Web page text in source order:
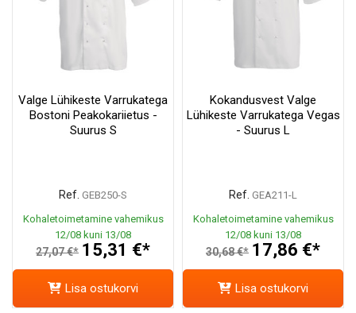
Valge Lühikeste Varrukatega
Bostoni Peakokariietus -
Suurus S
Ref. GEB250-S
Kohaletoimetamine vahemikus
12/08 kuni 13/08
27,07 €* 15,31 €*
Lisa ostukorvi
Kokandusvest Valge
Lühikeste Varrukatega Vegas
- Suurus L
Ref. GEA211-L
Kohaletoimetamine vahemikus
12/08 kuni 13/08
30,68 €* 17,86 €*
Lisa ostukorvi